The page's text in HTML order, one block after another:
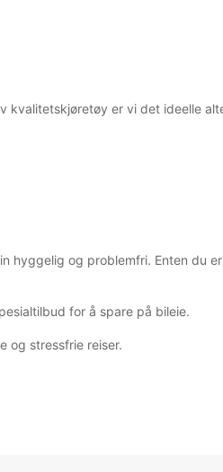
kvalitetskjøretøy er vi det ideelle
hyggelig og problemfri. Enten du
for å spare på bileie.
og stressfrie reiser.